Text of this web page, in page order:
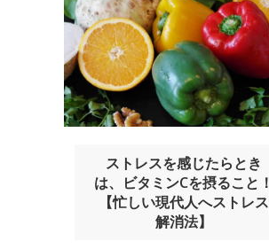
ストレスを感じたらとき
は、ビタミンCを摂ること！
【忙しい現代人へストレス
解消法】